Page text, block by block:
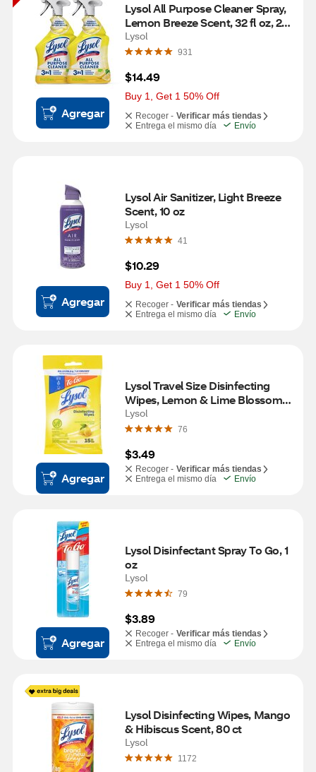
Agregar
Lysol All Purpose Cleaner Spray,
Lemon Breeze Scent, 32 fl oz, 2
ct
Lysol
931
$14.49
Buy 1, Get 1 50% Off
Recoger - Verificar más tiendas
Entrega el mismo día
Envío
Agregar
Lysol Air Sanitizer, Light Breeze
Scent, 10 oz
Lysol
41
$10.29
Buy 1, Get 1 50% Off
Recoger - Verificar más tiendas
Entrega el mismo día
Envío
Agregar
Lysol Travel Size Disinfecting
Wipes, Lemon & Lime Blossom
Scent, 15 ct
Lysol
76
$3.49
Recoger - Verificar más tiendas
Entrega el mismo día
Envío
Agregar
Lysol Disinfectant Spray To Go, 1
oz
Lysol
79
$3.89
Recoger - Verificar más tiendas
Entrega el mismo día
Envío
Lysol Disinfecting Wipes, Mango
& Hibiscus Scent, 80 ct
Lysol
1172